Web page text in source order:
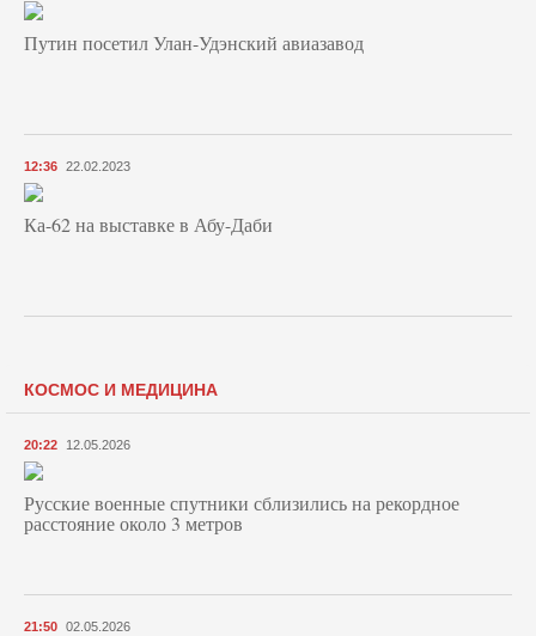
Путин посетил Улан-Удэнский авиазавод
12:36 22.02.2023
Ка-62 на выставке в Абу-Даби
КОСМОС И МЕДИЦИНА
20:22 12.05.2026
Русские военные спутники сблизились на рекордное
расстояние около 3 метров
21:50 02.05.2026